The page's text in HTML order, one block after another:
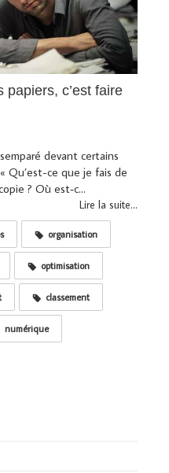
papiers, c’est faire
devant certains
Qu’est-ce que je fais de
? Où est‑c...
Lire la suite...
organisation
optimisation
classement
numérique